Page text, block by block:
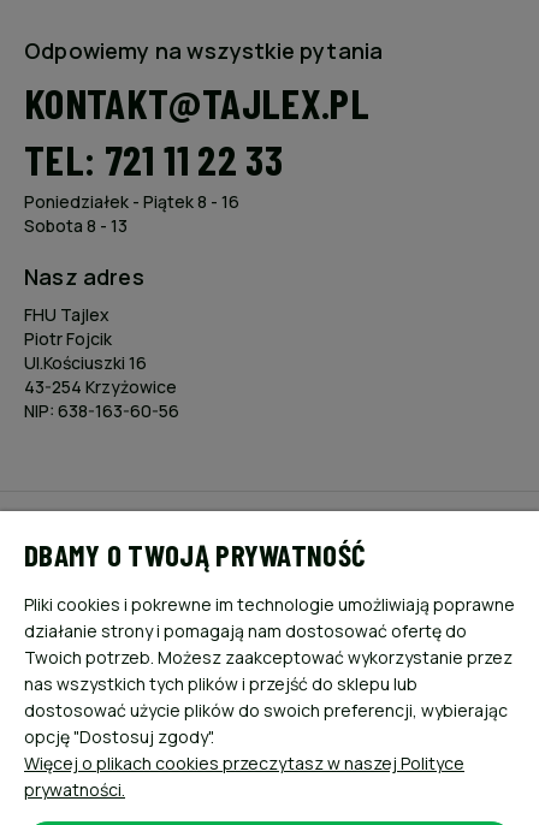
Odpowiemy na wszystkie pytania
KONTAKT@TAJLEX.PL
TEL: 721 11 22 33
Poniedziałek - Piątek 8 - 16
Sobota 8 - 13
Nasz adres
FHU Tajlex
Piotr Fojcik
Ul.Kościuszki 16
43-254 Krzyżowice
NIP: 638-163-60-56
PŁATNOŚCI I DOSTAWA
INFORMACJE
O NAS
DBAMY O TWOJĄ PRYWATNOŚĆ
Pliki cookies i pokrewne im technologie umożliwiają poprawne
działanie strony i pomagają nam dostosować ofertę do
Twoich potrzeb. Możesz zaakceptować wykorzystanie przez
nas wszystkich tych plików i przejść do sklepu lub
dostosować użycie plików do swoich preferencji, wybierając
opcję "Dostosuj zgody".
Więcej o plikach cookies przeczytasz w naszej Polityce
prywatności.